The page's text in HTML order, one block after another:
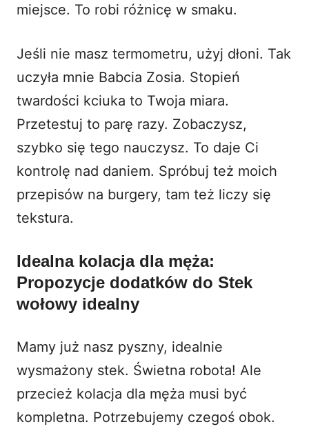
miejsce. To robi różnicę w smaku.
Jeśli nie masz termometru, użyj dłoni. Tak
uczyła mnie Babcia Zosia. Stopień
twardości kciuka to Twoja miara.
Przetestuj to parę razy. Zobaczysz,
szybko się tego nauczysz. To daje Ci
kontrolę nad daniem. Spróbuj też moich
przepisów na burgery, tam też liczy się
tekstura.
Idealna kolacja dla męża:
Propozycje dodatków do Stek
wołowy idealny
Mamy już nasz pyszny, idealnie
wysmażony stek. Świetna robota! Ale
przecież kolacja dla męża musi być
kompletna. Potrzebujemy czegoś obok.